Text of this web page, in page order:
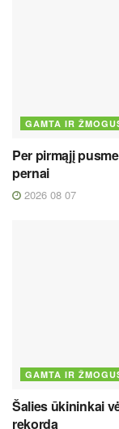
GAMTA IR
Per pirmąjį
pernai
2026 08 07
GAMTA IR
Šalies ūkininkai
rekordą